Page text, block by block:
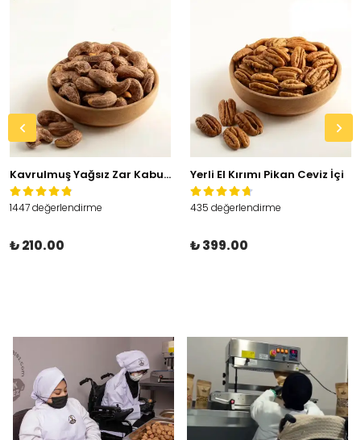
Kavrulmuş Yağsız Zar Kabuklu Kaju
1447 değerlendirme
₺ 210.00
Yerli El Kırımı Pikan Ceviz İçi
435 değerlendirme
₺ 399.00